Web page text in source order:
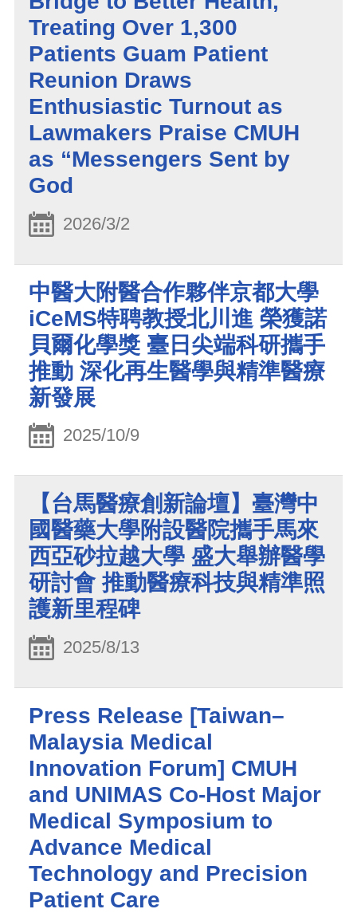
Treating Over 1,300
Patients Guam Patient
Reunion Draws
Enthusiastic Turnout as
Lawmakers Praise CMUH
as “Messengers Sent by
God
2026/3/2
中醫大附醫合作夥伴京都大學
iCeMS特聘教授北川進 榮獲諾
貝爾化學獎 臺日尖端科研攜手
推動 深化再生醫學與精準醫療
新發展
2025/10/9
【台馬醫療創新論壇】臺灣中
國醫藥大學附設醫院攜手馬來
西亞砂拉越大學 盛大舉辦醫學
研討會 推動醫療科技與精準照
護新里程碑
2025/8/13
Press Release [Taiwan–
Malaysia Medical
Innovation Forum] CMUH
and UNIMAS Co-Host Major
Medical Symposium to
Advance Medical
Technology and Precision
Patient Care